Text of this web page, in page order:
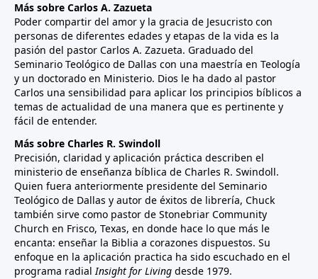
Más sobre Carlos A. Zazueta
Poder compartir del amor y la gracia de Jesucristo con
personas de diferentes edades y etapas de la vida es la
pasión del pastor Carlos A. Zazueta. Graduado del
Seminario Teológico de Dallas con una maestría en Teología
y un doctorado en Ministerio. Dios le ha dado al pastor
Carlos una sensibilidad para aplicar los principios bíblicos a
temas de actualidad de una manera que es pertinente y
fácil de entender.
Más sobre Charles R. Swindoll
Precisión, claridad y aplicación práctica describen el
ministerio de enseñanza bíblica de Charles R. Swindoll.
Quien fuera anteriormente presidente del Seminario
Teológico de Dallas y autor de éxitos de librería, Chuck
también sirve como pastor de Stonebriar Community
Church en Frisco, Texas, en donde hace lo que más le
encanta: enseñar la Biblia a corazones dispuestos. Su
enfoque en la aplicación practica ha sido escuchado en el
programa radialInsight for Living desde 1979.